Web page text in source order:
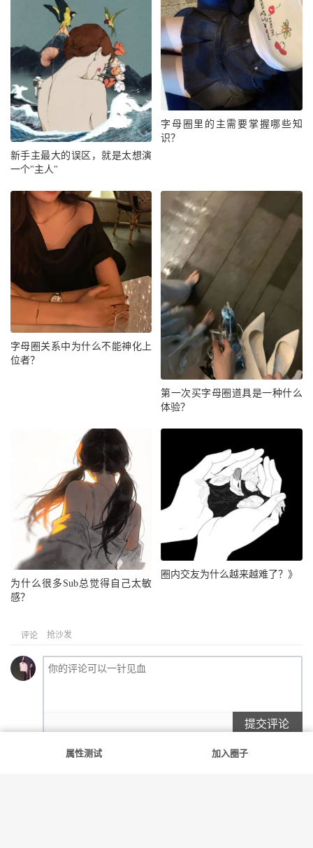
新手主最大的误区，就是太想演
一个"主人"
字母圈里的主需要掌握哪些知
识？
字母圈关系中为什么不能神化上
位者？
第一次买字母圈道具是一种什么
体验？
为什么很多Sub总觉得自己太敏
感？
圈内交友为什么越来越难了？》
评论 抢沙发
提交评论
属性测试 加入圈子